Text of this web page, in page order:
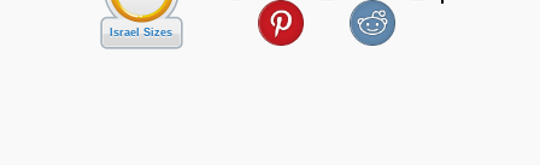
Israel Sizes